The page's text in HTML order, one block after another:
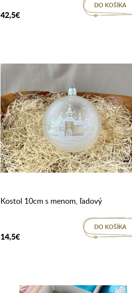
42,5€
DO KOŠÍKA
Kostol 10cm s menom, ľadový
14,5€
DO KOŠÍKA